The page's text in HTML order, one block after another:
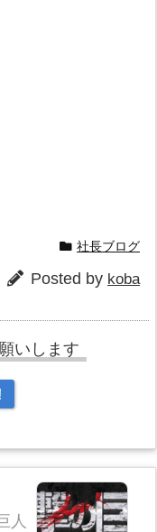
社長ブログ
Posted by koba
いします
人